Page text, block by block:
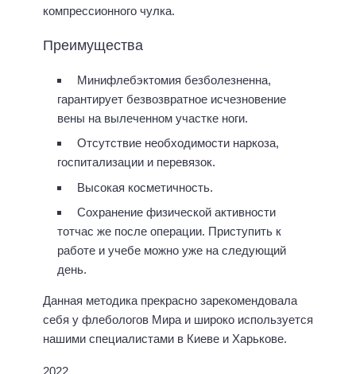
компрессионного чулка.
Преимущества
Минифлебэктомия безболезненна,
гарантирует безвозвратное исчезновение
вены на вылеченном участке ноги.
Отсутствие необходимости наркоза,
госпитализации и перевязок.
Высокая косметичность.
Сохранение физической активности
тотчас же после операции. Приступить к
работе и учебе можно уже на следующий
день.
Данная методика прекрасно зарекомендовала
себя у флебологов Мира и широко используется
нашими специалистами в Киеве и Харькове.
2022